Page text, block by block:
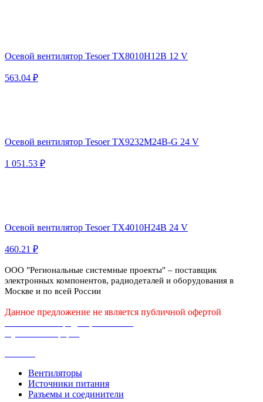
Осевой вентилятор Tesoer TX8010H12B 12 V
563.04 ₽
Осевой вентилятор Tesoer TX9232M24B-G 24 V
1 051.53 ₽
Осевой вентилятор Tesoer TX4010H24B 24 V
460.21 ₽
ООО "Региональные системные проекты" – поставщик
электронных компонентов, радиодеталей и оборудования в
Москве и по всей России
Данное предложение не является публичной офертой
Вентиляторы
Источники питания
Разъемы и соединители